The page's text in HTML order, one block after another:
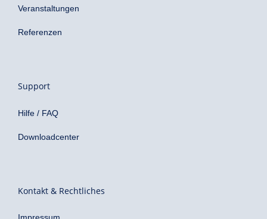
Veranstaltungen
Referenzen
Support
Hilfe / FAQ
Downloadcenter
Kontakt & Rechtliches